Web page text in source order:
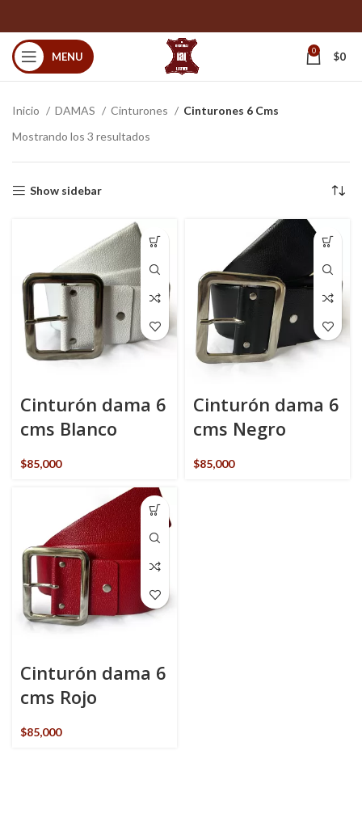
MENU 0 $0
Inicio DAMAS Cinturones
Cinturones 6 Cms
Mostrando los 3 resultados
Show sidebar
Cinturón dama 6
cms Blanco
$85,000
Cinturón dama 6
cms Negro
$85,000
Cinturón dama 6
cms Rojo
$85,000